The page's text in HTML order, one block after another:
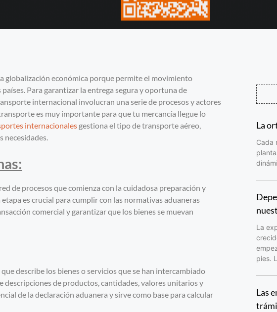
globalización económica porque permite el movimiento
Para garantizar la entrega segura y oportuna de
internacional involucran una serie de procesos y actores
es muy importante para que tu mercancía llegue lo
internacionales gestiona el tipo de transporte aéreo,
necesidades.
de procesos que comienza con la cuidadosa preparación y
es crucial para cumplir con las normativas aduaneras
comercial y garantizar que los bienes se muevan
describe los bienes o servicios que se han intercambiado
de productos, cantidades, valores unitarios y
de la declaración aduanera y sirve como base para calcular
La
Cada
La
pies.
Las